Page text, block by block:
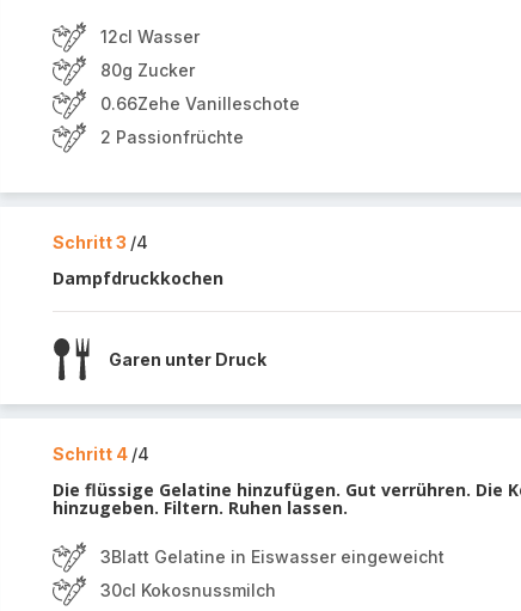
12cl Wasser
80g Zucker
0.66Zehe Vanilleschote
2 Passionfrüchte
Schritt 3 /4
Dampfdruckkochen
Garen unter Druck
Schritt 4 /4
Die flüssige Gelatine hinzufügen. Gut verrühren. Die
hinzugeben. Filtern. Ruhen lassen.
3Blatt Gelatine in Eiswasser eingeweicht
30cl Kokosnussmilch